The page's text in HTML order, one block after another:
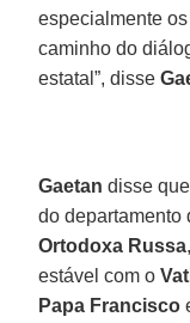
especialmente os
caminho do
estatal”, disse
Gaetan disse
do departamento
Ortodoxa Russa
estável com o
Papa Francisco